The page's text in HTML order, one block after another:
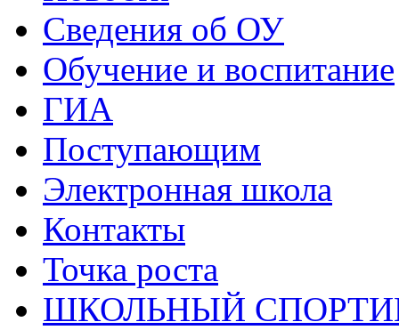
Сведения об ОУ
Обучение и воспитание
ГИА
Поступающим
Электронная школа
Контакты
Точка роста
ШКОЛЬНЫЙ